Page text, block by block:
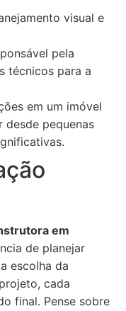
visual e
pela
técnicos para a
em um imóvel
desde pequenas
em
de planejar
escolha da
cada
final. Pense sobre